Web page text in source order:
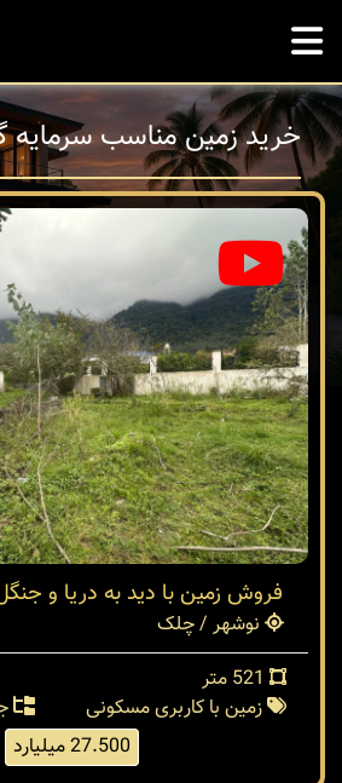
خرید زمین مناسب سرمایه
فروش زمین با دید به دریا و
نوشهر / چلک
زمین با کاربری مسکونی
27.500 میلیارد